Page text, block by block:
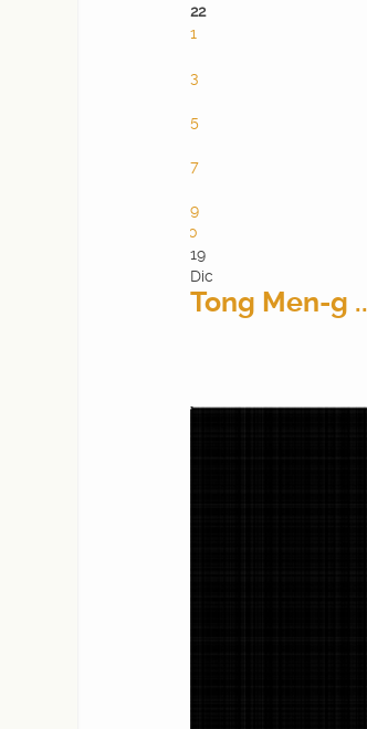
22
1
3
5
7
9
10
19
Dic
Tong Men-g